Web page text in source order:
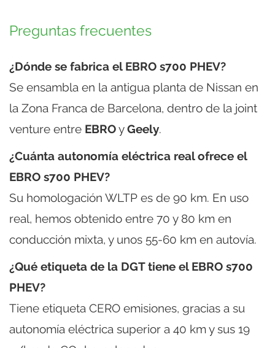
Preguntas frecuentes
¿Dónde se fabrica el EBRO s700 PHEV?
Se ensambla en la antigua planta de Nissan en
la Zona Franca de Barcelona, dentro de la joint
venture entre EBROyGeely.
¿Cuánta autonomía eléctrica real ofrece el
EBRO s700 PHEV?
Su homologación WLTP es de 90 km. En uso
real, hemos obtenido entre 70 y 80 km en
conducción mixta, y unos 55-60 km en autovía.
¿Qué etiqueta de la DGT tiene el EBRO s700
PHEV?
Tiene etiqueta CERO emisiones, gracias a su
autonomía eléctrica superior a 40 km y sus 19